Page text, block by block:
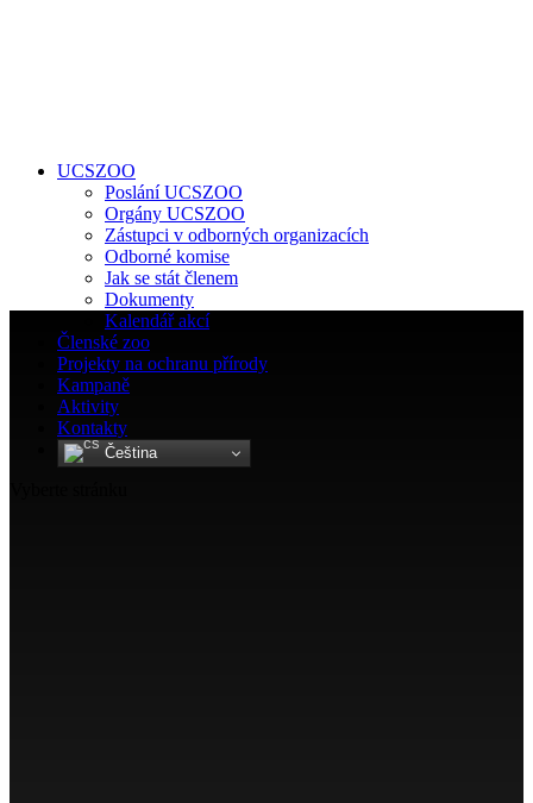
UCSZOO
Poslání UCSZOO
Orgány UCSZOO
Zástupci v odborných organizacích
Odborné komise
Jak se stát členem
Dokumenty
Kalendář akcí
Členské zoo
Projekty na ochranu přírody
Kampaně
Aktivity
Kontakty
Čeština‎